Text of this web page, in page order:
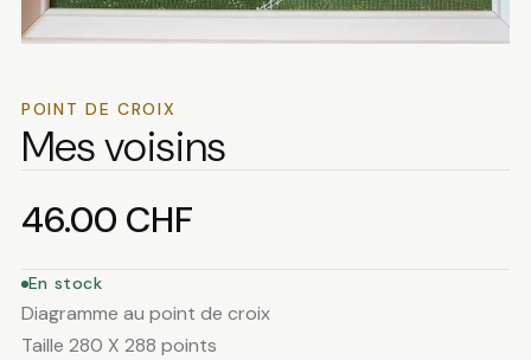
POINT DE CROIX
Mes voisins
46.00 CHF
En stock
Diagramme au point de croix
Taille 280 X 288 points